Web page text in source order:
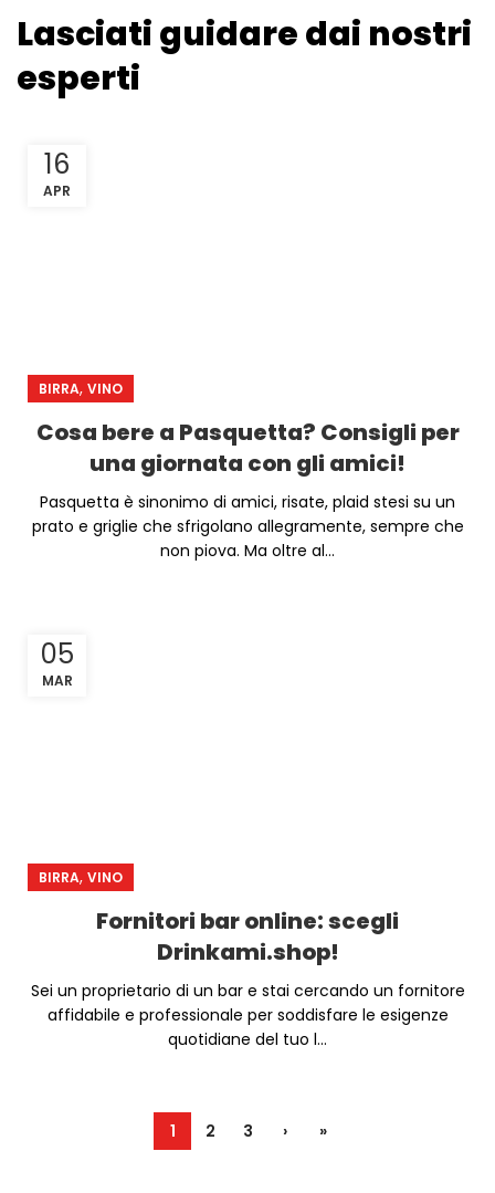
Lasciati guidare dai nostri
esperti
16
APR
BIRRA, VINO
Cosa bere a Pasquetta? Consigli per
una giornata con gli amici!
Pasquetta è sinonimo di amici, risate, plaid stesi su un
prato e griglie che sfrigolano allegramente, sempre che
non piova. Ma oltre al...
05
MAR
BIRRA, VINO
Fornitori bar online: scegli
Drinkami.shop!
Sei un proprietario di un bar e stai cercando un fornitore
affidabile e professionale per soddisfare le esigenze
quotidiane del tuo l...
1 2 3 › »